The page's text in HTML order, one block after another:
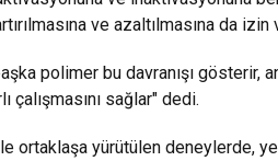
ve azaltılmasına da izin
polimer bu davranışı gösterir,
çalışmasını sağlar" dedi.
ortaklaşa yürütülen deneylerde,